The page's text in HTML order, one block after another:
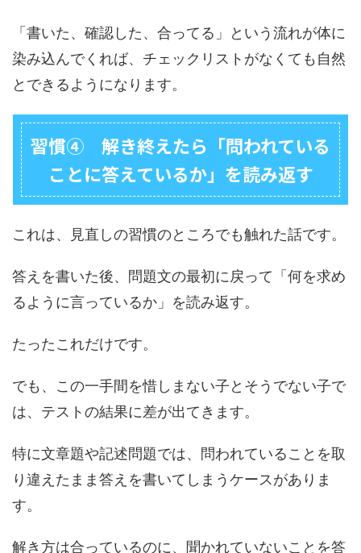
「書いた、確認した、合ってる」という流れが体に
染み込んでくれば、チェックリストがなくても自然
とできるようになります。
習慣④ 解き終えたら「問われている
ことに答えているか」を読み返す
これは、見直しの習慣のところでも触れた話です。
答えを書いた後、問題文の最初に戻って「何を求め
るように言っているか」を読み返す。
たったこれだけです。
でも、この一手間を惜しまない子とそうでない子で
は、テストの結果に差が出てきます。
特に文章題や記述問題では、問われていることを取
り違えたまま答えを書いてしまうケースがありま
す。
解き方は合っているのに、聞かれていないことを答